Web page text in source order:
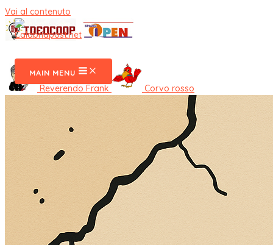
Vai al contenuto
MAIN MENU
Reverendo Frank Corvo rosso